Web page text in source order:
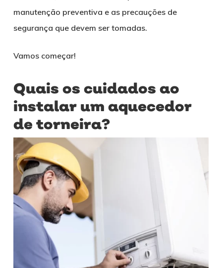
manutenção preventiva e as precauções de
segurança que devem ser tomadas.
Vamos começar!
Quais os cuidados ao
instalar um aquecedor
de torneira?